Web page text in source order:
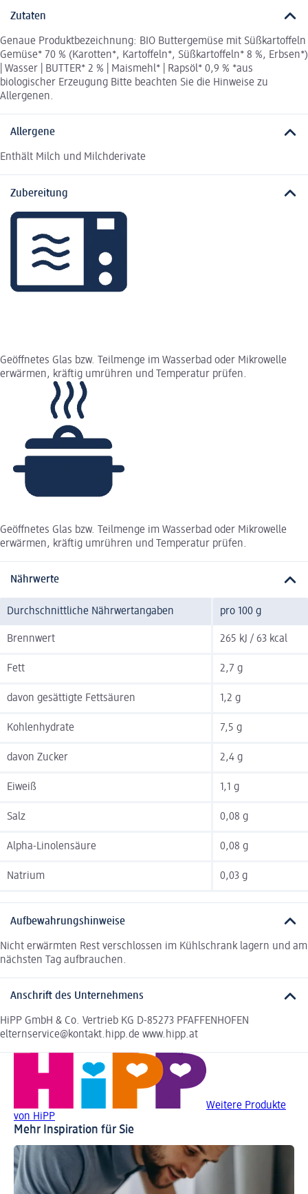
Zutaten
Genaue Produktbezeichnung: BIO Buttergemüse mit Süßkartoffeln
Gemüse* 70 % (Karotten*, Kartoffeln*, Süßkartoffeln* 8 %, Erbsen*)
| Wasser | BUTTER* 2 % | Maismehl* | Rapsöl* 0,9 % *aus
biologischer Erzeugung Bitte beachten Sie die Hinweise zu
Allergenen.
Allergene
Enthält Milch und Milchderivate
Zubereitung
Geöffnetes Glas bzw. Teilmenge im Wasserbad oder Mikrowelle
erwärmen, kräftig umrühren und Temperatur prüfen.
Geöffnetes Glas bzw. Teilmenge im Wasserbad oder Mikrowelle
erwärmen, kräftig umrühren und Temperatur prüfen.
Nährwerte
Durchschnittliche Nährwertangaben pro 100 g
Brennwert 265 kJ / 63 kcal
Fett 2,7 g
davon gesättigte Fettsäuren 1,2 g
Kohlenhydrate 7,5 g
davon Zucker 2,4 g
Eiweiß 1,1 g
Salz 0,08 g
Alpha-Linolensäure 0,08 g
Natrium 0,03 g
Aufbewahrungshinweise
Nicht erwärmten Rest verschlossen im Kühlschrank lagern und am
nächsten Tag aufbrauchen.
Anschrift des Unternehmens
HiPP GmbH & Co. Vertrieb KG D-85273 PFAFFENHOFEN
elternservice@kontakt.hipp.de www.hipp.at
Weitere Produkte
von HiPP
Mehr Inspiration für Sie